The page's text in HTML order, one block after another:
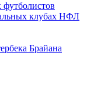
футболистов
клубах НФЛ
Брайана